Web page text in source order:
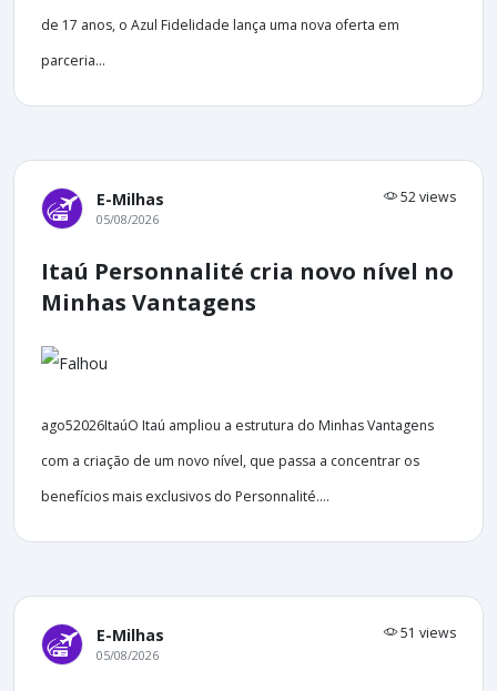
de 17 anos, o Azul Fidelidade lança uma nova oferta em
parceria...
E-Milhas 52 views
05/08/2026
Itaú Personnalité cria novo nível no
Minhas Vantagens
ago52026ItaúO Itaú ampliou a estrutura do Minhas Vantagens
com a criação de um novo nível, que passa a concentrar os
benefícios mais exclusivos do Personnalité....
E-Milhas 51 views
05/08/2026